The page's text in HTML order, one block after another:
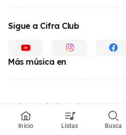
Inicio Listas Busca
Sigue a Cifra Club
Más música en
© 1996 - 2026, el mayor sitio web de